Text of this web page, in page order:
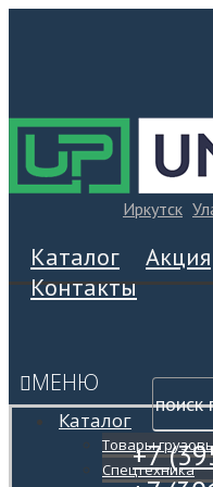
Иркутск
Каталог Акция
Контакты
МЕНЮ
Каталог
Товары
Спецтехника
+7